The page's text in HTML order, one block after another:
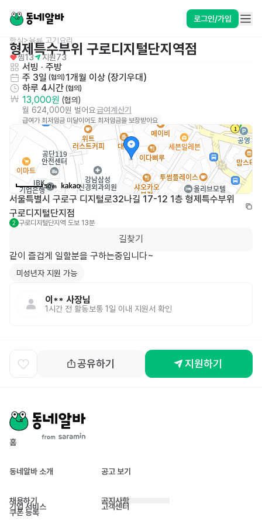
로그인/가입
한식>육류,고기요리
형제특수부위 구로디지털단지역점
찜13 지원73
서빙 · 주방
주 3일 (협의) 1개월 이상 (장기우대)
하루 4시간 (협의)
13,000원 (협의)
월 624,000원 벌어요급여계산기
급여가 최저임금 미달이어도 최저임금을 보장받아요
50m
서울특별시 구로구 디지털로32나길 17-12 1층 형제특수부위
구로디지털단지점
2 구로디지털단지역 도보 13분
길찾기
같이 즐겁게 일할분을 구하는중입니다~
미성년자 지원 가능
이** 사장님
1시간 전 활동 보통 1일 이내 지원서 확인
공유하기 지원하기
홈
동네알바 소개 공고 보기
채용하기
기업 서비스
쿠폰 등록
공지사항
고객센터